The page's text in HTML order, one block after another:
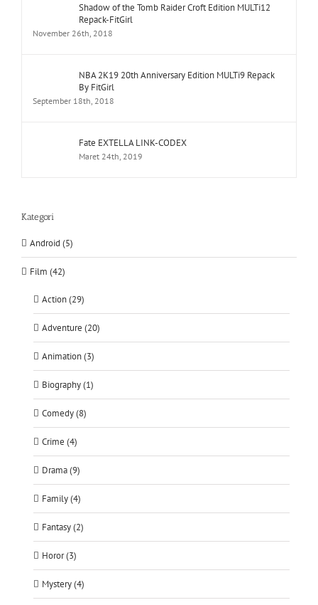
Shadow of the Tomb Raider Croft Edition MULTi12
Repack-FitGirl
November 26th, 2018
NBA 2K19 20th Anniversary Edition MULTi9 Repack
By FitGirl
September 18th, 2018
Fate EXTELLA LINK-CODEX
Maret 24th, 2019
Kategori
Android (5)
Film (42)
Action (29)
Adventure (20)
Animation (3)
Biography (1)
Comedy (8)
Crime (4)
Drama (9)
Family (4)
Fantasy (2)
Horor (3)
Mystery (4)